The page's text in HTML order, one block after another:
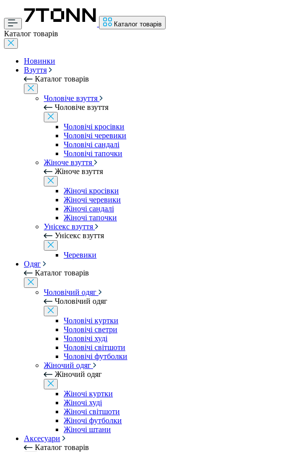
Каталог товарів
Каталог товарів
Новинки
Взуття
Каталог товарів
Чоловіче взуття
Чоловіче взуття
Чоловічі кросівки
Чоловічі черевики
Чоловічі сандалі
Чоловічі тапочки
Жіноче взуття
Жіноче взуття
Жіночі кросівки
Жіночі черевики
Жіночі сандалі
Жіночі тапочки
Унісекс взуття
Унісекс взуття
Черевики
Одяг
Каталог товарів
Чоловічий одяг
Чоловічий одяг
Чоловічі куртки
Чоловічі светри
Чоловічі худі
Чоловічі світшоти
Чоловічі футболки
Жіночий одяг
Жіночий одяг
Жіночі куртки
Жіночі худі
Жіночі світшоти
Жіночі футболки
Жіночі штани
Аксесуари
Каталог товарів